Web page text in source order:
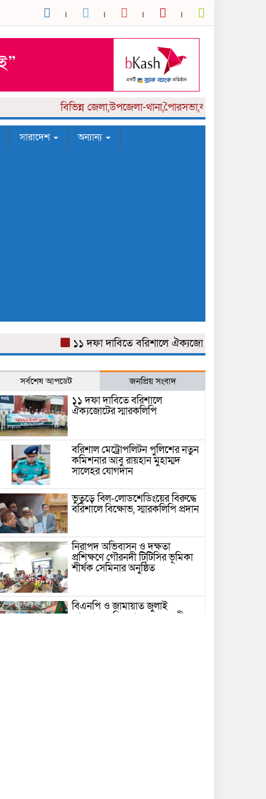
বিভিন্নজেলা,উপজেলা-থানা,পৈারসভা,কলেজ পর্যায়
সারাদেশ অন্যান্য
১১ দফা দাবিতে বরিশালে ঐক্যজোটের স্মারকলিপি
সর্বশেষ আপডেট জনপ্রিয় সংবাদ
১১ দফা দাবিতে বরিশালে
ঐক্যজোটের স্মারকলিপি
বরিশাল মেট্রোপলিটন পুলিশের নতুন
কমিশনার আবু রায়হান মুহাম্মদ
সালেহর যোগদান
ভুতুড়ে বিল-লোডশেডিংয়ের বিরুদ্ধে
বরিশালে বিক্ষোভ, স্মারকলিপি প্রদান
নিরাপদ অভিবাসন ও দক্ষতা
প্রশিক্ষণে গৌরনদী টিটিসির ভূমিকা
শীর্ষক সেমিনার অনুষ্ঠিত
বিএনপি ও জামায়াত জুলাই
আন্দোলনে ছিল না: ফয়জুল করীম